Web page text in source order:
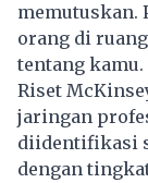
memutuskan.
orang di
tentang kamu.
Riset
jaringan
diidentifikasi
dengan